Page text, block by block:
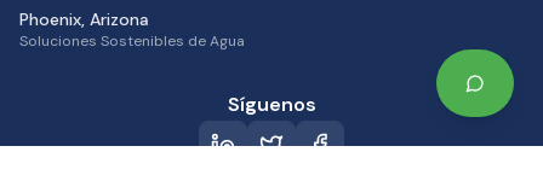
Phoenix, Arizona
Soluciones Sostenibles de Agua
Síguenos